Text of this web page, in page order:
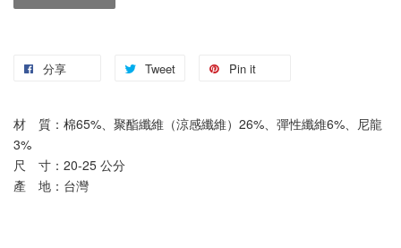
分享 Tweet Pin it
材　質： 棉65%、聚酯纖維（涼感纖維）26%、彈性纖維6%、尼龍
3%
尺　寸：20-25 公分
產　地：台灣